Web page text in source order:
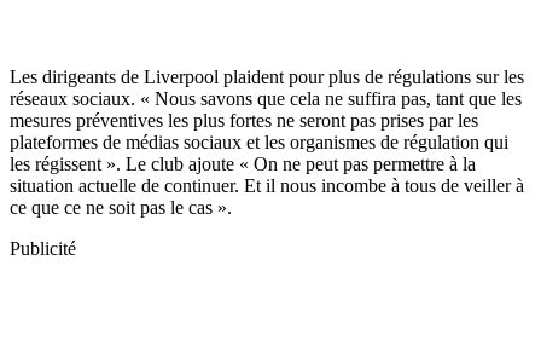
Les dirigeants de Liverpool plaident pour plus de régulations sur les
réseaux sociaux. « Nous savons que cela ne suffira pas, tant que les
mesures préventives les plus fortes ne seront pas prises par les
plateformes de médias sociaux et les organismes de régulation qui
les régissent ». Le club ajoute « On ne peut pas permettre à la
situation actuelle de continuer. Et il nous incombe à tous de veiller à
ce que ce ne soit pas le cas ».
Publicité